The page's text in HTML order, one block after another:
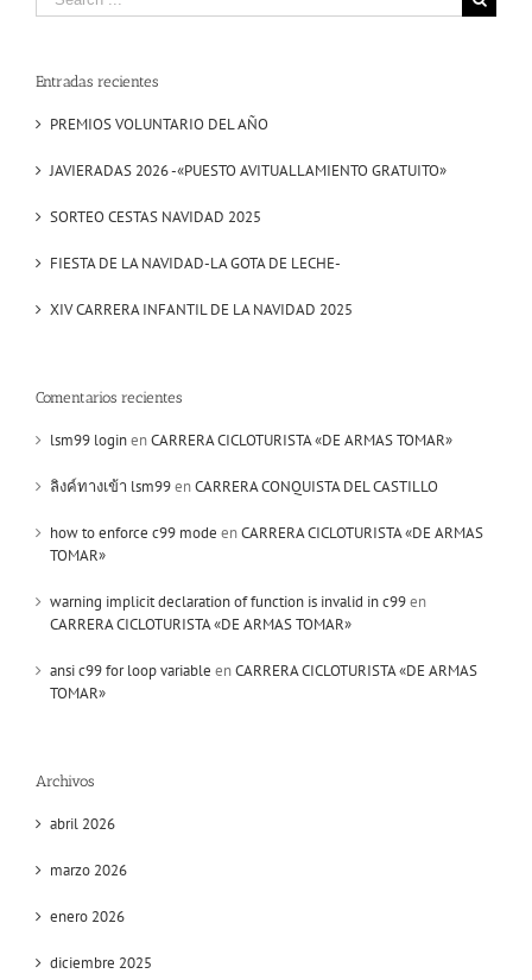
for:
Entradas recientes
PREMIOS VOLUNTARIO DEL AÑO
JAVIERADAS 2026 -«PUESTO AVITUALLAMIENTO GRATUITO»
SORTEO CESTAS NAVIDAD 2025
FIESTA DE LA NAVIDAD-LA GOTA DE LECHE-
XIV CARRERA INFANTIL DE LA NAVIDAD 2025
Comentarios recientes
lsm99 loginenCARRERA CICLOTURISTA «DE ARMAS TOMAR»
ลิงค์ทางเข้า lsm99enCARRERA CONQUISTA DEL CASTILLO
how to enforce c99 mode enCARRERA CICLOTURISTA «DE ARMAS
TOMAR»
warning implicit declaration of function is invalid in c99en
CARRERA CICLOTURISTA «DE ARMAS TOMAR»
ansi c99 for loop variable enCARRERA CICLOTURISTA «DE ARMAS
TOMAR»
Archivos
abril 2026
marzo 2026
enero 2026
diciembre 2025